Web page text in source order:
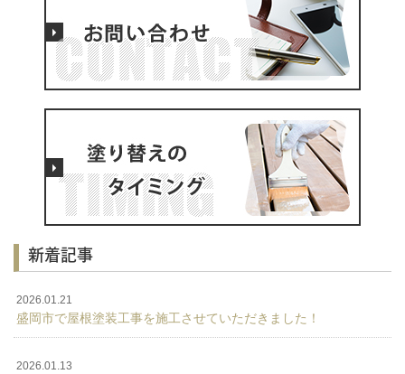
新着記事
2026.01.21
盛岡市で屋根塗装工事を施工させていただきました！
2026.01.13